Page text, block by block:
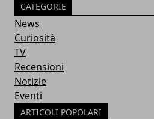
CATEGORIE
News
Curiosità
TV
Recensioni
Notizie
Eventi
ARTICOLI POPOLARI